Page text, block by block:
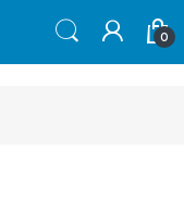
0